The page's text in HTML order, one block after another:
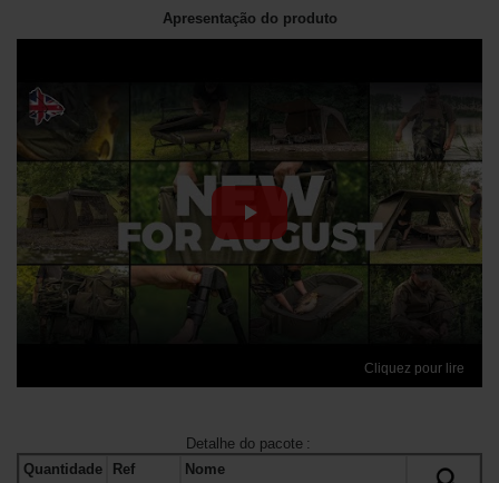
Apresentação do produto
Cliquez pour lire
Detalhe do pacote:
Quantidade
Ref
Nome